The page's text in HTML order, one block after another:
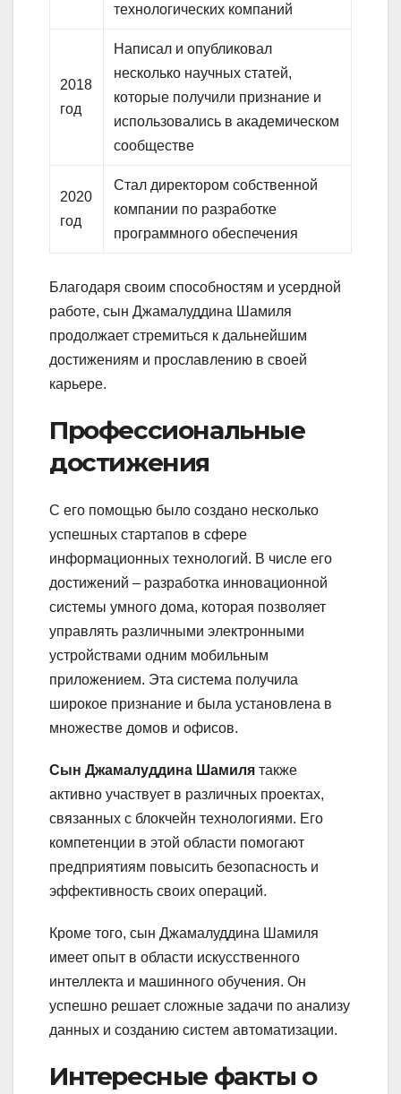
технологических компаний
2018
год
Написал и опубликовал
несколько научных статей,
которые получили признание и
использовались в академическом
сообществе
2020
год
Стал директором собственной
компании по разработке
программного обеспечения
Благодаря своим способностям и усердной
работе, сын Джамалуддина Шамиля
продолжает стремиться к дальнейшим
достижениям и прославлению в своей
карьере.
Профессиональные
достижения
С его помощью было создано несколько
успешных стартапов в сфере
информационных технологий. В числе его
достижений – разработка инновационной
системы умного дома, которая позволяет
управлять различными электронными
устройствами одним мобильным
приложением. Эта система получила
широкое признание и была установлена в
множестве домов и офисов.
Сын Джамалуддина Шамиля также
активно участвует в различных проектах,
связанных с блокчейн технологиями. Его
компетенции в этой области помогают
предприятиям повысить безопасность и
эффективность своих операций.
Кроме того, сын Джамалуддина Шамиля
имеет опыт в области искусственного
интеллекта и машинного обучения. Он
успешно решает сложные задачи по анализу
данных и созданию систем автоматизации.
Интересные факты о